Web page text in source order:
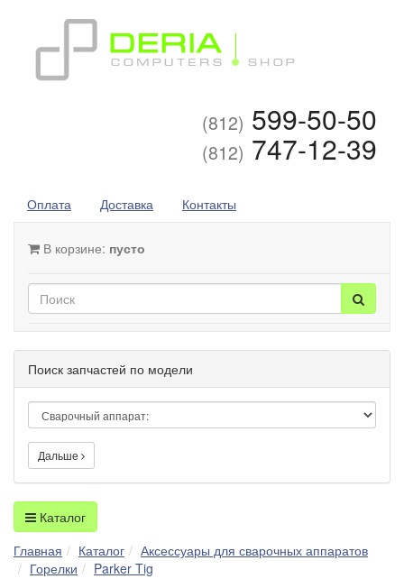
(812) 599-50-50
(812) 747-12-39
Оплата Доставка Контакты
В корзине: пусто
Поиск запчастей по модели
Дальше
Каталог
Главная
Каталог
Аксессуары для сварочных аппаратов
Горелки
Parker Tig